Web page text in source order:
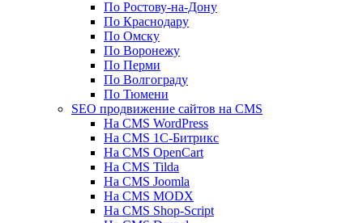
По Ростову-на-Дону
По Краснодару
По Омску
По Воронежу
По Перми
По Волгограду
По Тюмени
SEO продвижение сайтов на CMS
На CMS WordPress
На CMS 1С-Битрикс
На CMS OpenCart
На CMS Tilda
На CMS Joomla
На CMS MODX
На CMS Shop-Script